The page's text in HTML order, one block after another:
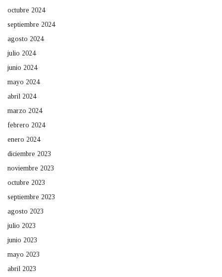
octubre 2024
septiembre 2024
agosto 2024
julio 2024
junio 2024
mayo 2024
abril 2024
marzo 2024
febrero 2024
enero 2024
diciembre 2023
noviembre 2023
octubre 2023
septiembre 2023
agosto 2023
julio 2023
junio 2023
mayo 2023
abril 2023